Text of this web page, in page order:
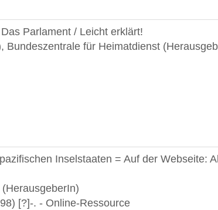
Parlament / Leicht erklärt!
für Heimatdienst
Inselstaaten = Auf der Webseite:
[?]-. - Online-Ressource